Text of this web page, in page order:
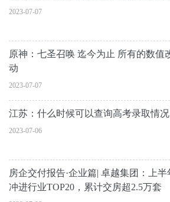
2023-07-07
原神：七圣召唤 迄今为止 所有的数值
动
2023-07-07
江苏：什么时候可以查询高考录取情况
2023-07-06
房企交付报告·企业篇| 卓越集团：上半
冲进行业TOP20，累计交房超2.5万套